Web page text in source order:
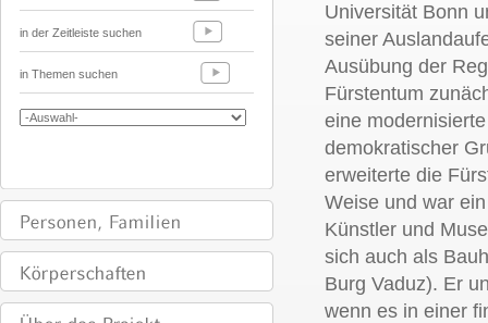
in der Zeitleiste suchen
in Themen suchen
Universität Bonn
seiner
Ausübung der
Fürstentum
eine
demokratischer
erweiterte die
Weise und war
Künstler und
sich auch als
Burg Vaduz). Er
wenn es in einer